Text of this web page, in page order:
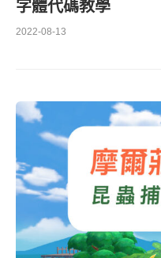
字體代碼教學
2022-08-13